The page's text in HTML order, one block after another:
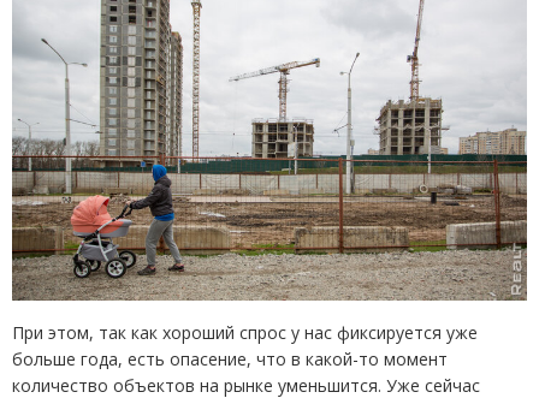
При этом, так как хороший спрос у нас фиксируется уже
больше года, есть опасение, что в какой-то момент
количество объектов на рынке уменьшится. Уже сейчас